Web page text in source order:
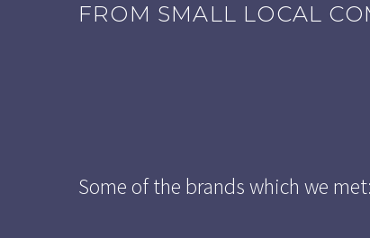
FROM SMALL LOCAL
Some of the brands which we met: